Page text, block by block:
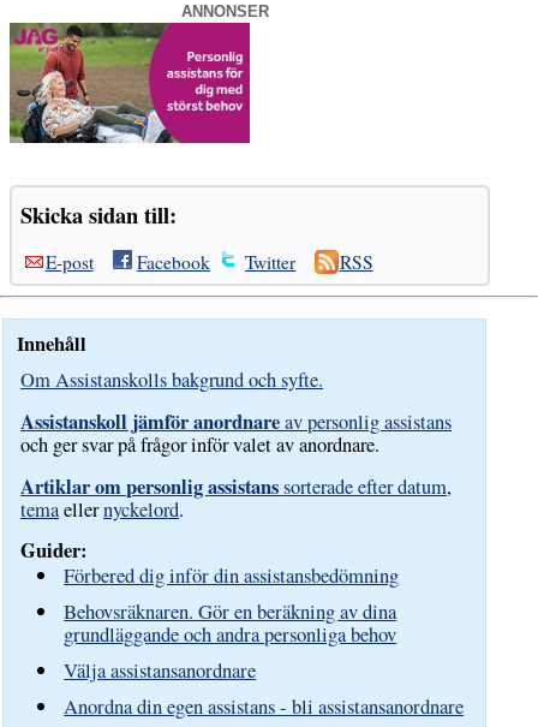
ANNONSER
Skicka sidan till:
E-post Facebook Twitter RSS
Innehåll
Om Assistanskolls bakgrund och syfte.
Assistanskoll jämför anordnareav personlig assistans
och ger svar på frågor inför valet av anordnare.
Artiklar om personlig assistanssorterade efter datum,
temaellernyckelord.
Guider:
Förbered dig inför din assistansbedömning
Behovsräknaren. Gör en beräkning av dina
grundläggande och andra personliga behov
Välja assistansanordnare
Anordna din egen assistans - bli assistansanordnare